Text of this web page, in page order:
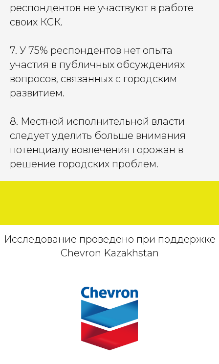
респондентов не участвуют в работе
своих КСК.
7. У 75% респондентов нет опыта
участия в публичных обсуждениях
вопросов, связанных с городским
развитием.
8. Местной исполнительной власти
следует уделить больше внимания
потенциалу вовлечения горожан в
решение городских проблем.
Исследование проведено при поддержке
Chevron Kazakhstan